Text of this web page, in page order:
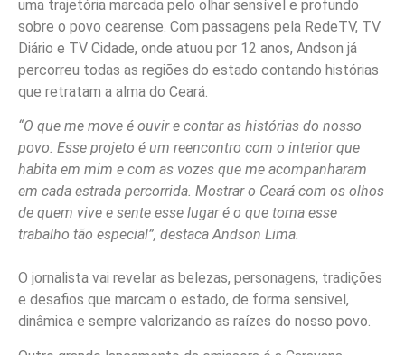
uma trajetória marcada pelo olhar sensível e profundo
sobre o povo cearense. Com passagens pela RedeTV, TV
Diário e TV Cidade, onde atuou por 12 anos, Andson já
percorreu todas as regiões do estado contando histórias
que retratam a alma do Ceará.
“O que me move é ouvir e contar as histórias do nosso
povo. Esse projeto é um reencontro com o interior que
habita em mim e com as vozes que me acompanharam
em cada estrada percorrida. Mostrar o Ceará com os olhos
de quem vive e sente esse lugar é o que torna esse
trabalho tão especial”, destaca Andson Lima.
O jornalista vai revelar as belezas, personagens, tradições
e desafios que marcam o estado, de forma sensível,
dinâmica e sempre valorizando as raízes do nosso povo.